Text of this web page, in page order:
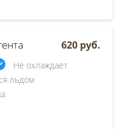
Не охлаждает
льдом
620 руб.